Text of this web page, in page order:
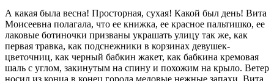
А какая была весна! Просторная, сухая! Какой был день! Вита
Моисеевна полагала, что ее книжка, ее красное пальтишко, ее
лаковые ботиночки призваны украшать улицу так же, как
первая травка, как подснежники в корзинах девушек-
цветочниц, как черный бабкин жакет, как бабкина кремовая
шаль с углом, закинутым на спину и похожим на крыло. Ветер